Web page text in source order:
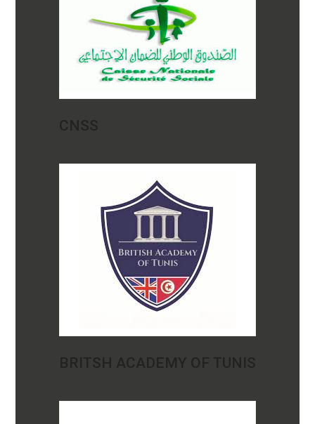
CNSS
BRITSH ACADEMY OF TUNIS